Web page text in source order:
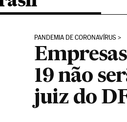
PANDEMIA DE CORONAVÍRUS
19 não
juiz do